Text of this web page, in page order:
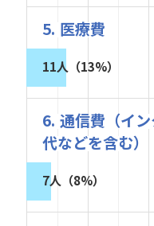
5. 医療費
11人（13%）
6. 通信費（イ
代などを含む）
7人（8%）